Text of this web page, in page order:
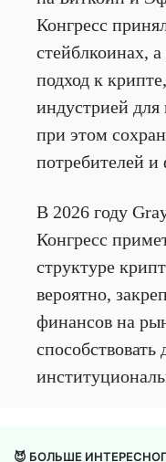
Конгресс
стейблкоинах,
подход к
индустрией для
при этом
потребителей и
В 2026 году
Конгресс
структуре
вероятно,
финансов на
😈 БОЛЬШЕ